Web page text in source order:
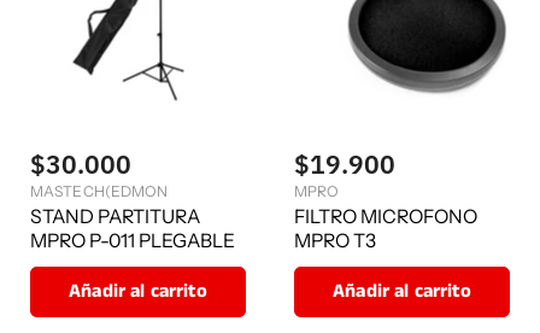
$30.000
MASTECH(EDMON
STAND PARTITURA
MPRO P-011 PLEGABLE
Añadir al carrito
$19.900
MPRO
FILTRO MICROFONO
MPRO T3
Añadir al carrito